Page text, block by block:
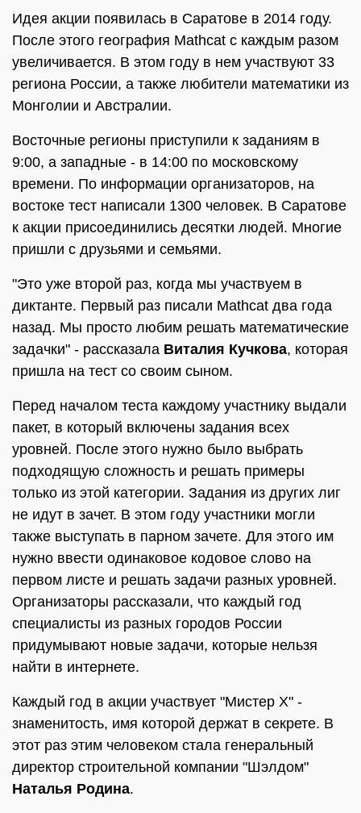
Идея акции появилась в Саратове в 2014 году.
После этого география Mathcat с каждым разом
увеличивается. В этом году в нем участвуют 33
региона России, а также любители математики из
Монголии и Австралии.
Восточные регионы приступили к заданиям в
9:00, а западные - в 14:00 по московскому
времени. По информации организаторов, на
востоке тест написали 1300 человек. В Саратове
к акции присоединились десятки людей. Многие
пришли с друзьями и семьями.
"Это уже второй раз, когда мы участвуем в
диктанте. Первый раз писали Mathcat два года
назад. Мы просто любим решать математические
задачки" - рассказала Виталия Кучкова, которая
пришла на тест со своим сыном.
Перед началом теста каждому участнику выдали
пакет, в который включены задания всех
уровней. После этого нужно было выбрать
подходящую сложность и решать примеры
только из этой категории. Задания из других лиг
не идут в зачет. В этом году участники могли
также выступать в парном зачете. Для этого им
нужно ввести одинаковое кодовое слово на
первом листе и решать задачи разных уровней.
Организаторы рассказали, что каждый год
специалисты из разных городов России
придумывают новые задачи, которые нельзя
найти в интернете.
Каждый год в акции участвует "Мистер Х" -
знаменитость, имя которой держат в секрете. В
этот раз этим человеком стала генеральный
директор строительной компании "Шэлдом"
Наталья Родина.